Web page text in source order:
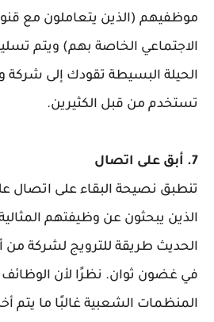
موظفيهم (الذين يتعاملون مع
الاجتماعي الخاصة بهم) ويتم
الحيلة البسيطة تقودك إلى شركة
تستخدم من قبل الكثيرين.
7. أبق على اتصال
تنطبق نصيحة البقاء على اتصال
الذين يبحثون عن وظيفتهم
الحديث طريقة للترويج لشركة
في غضون ثوان. نظرًا لأن
المنظمات الشعبية غالبًا ما يتم